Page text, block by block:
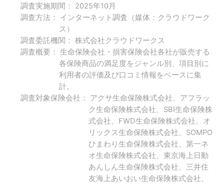
調査実施期間： 2025年10月
調査方法： インターネット調査（媒体：クラウドワーク
ス）
調査委託機関： 株式会社クラウドワークス
調査概要： 生命保険会社・損害保険会社各社が販売する
各保険商品の満足度をジャンル別、項目別に
利用者の評価及び口コミ情報をベースに集
計。
調査対象保険会社： アクサ生命保険株式会社、アフラッ
ク生命保険株式会社、SBI生命保険株
式会社、FWD生命保険株式会社、オ
リックス生命保険株式会社、SOMPO
ひまわり生命保険株式会社、第一ネ
オ生命保険株式会社、東京海上日動
あんしん生命保険株式会社、三井住
友海上あいおい生命保険株式会社、